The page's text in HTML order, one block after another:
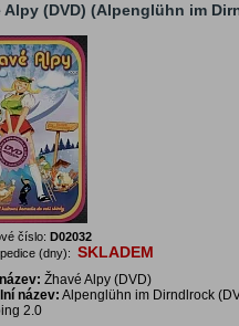
Alpy (DVD) (Alpenglühn im
číslo: D02032
(dny): SKLADEM
Žhavé Alpy (DVD)
název: Alpenglühn im Dirndlrock
2.0